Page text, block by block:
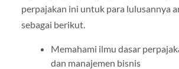
perpajakan ini untuk para lulusannya
sebagai berikut.
Memahami ilmu dasar
dan manajemen bisnis